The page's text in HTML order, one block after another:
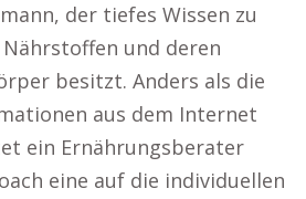
der tiefes Wissen zu
und deren
besitzt. Anders als die
aus dem Internet
ein Ernährungsberater
eine auf die individuellen